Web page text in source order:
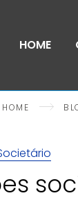
HOME
HOME